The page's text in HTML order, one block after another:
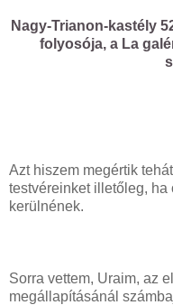
Nagy-Trianon-kastély
folyosója, a La
Azt hiszem megértik
testvéreinket illetőleg,
kerülnének.
Sorra vettem, Uraim, az
megállapításánál